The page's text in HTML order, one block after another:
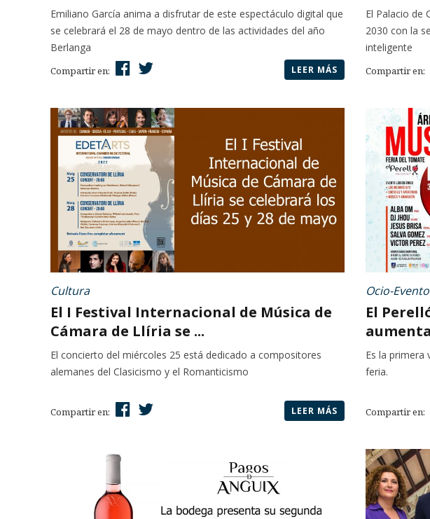
Emiliano García anima a disfrutar de este espectáculo digital que
se celebrará el 28 de mayo dentro de las actividades del año
Berlanga
Compartir en: LEER MÁS
El Palacio de
2030 con la
inteligente
Compartir en:
Cultura
El I Festival Internacional de Música de
Cámara de Llíria se ...
El concierto del miércoles 25 está dedicado a compositores
alemanes del Clasicismo y el Romanticismo
Compartir en: LEER MÁS
Ocio-
El
Es la primera
feria.
Compartir en: